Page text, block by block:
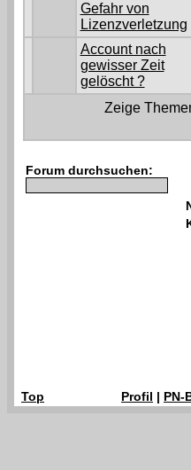
Gefahr von
Lizenzverletzung
Account nach
gewisser Zeit
gelöscht ?
Zeige
Forum durchsuchen:
Top Profil | PN-